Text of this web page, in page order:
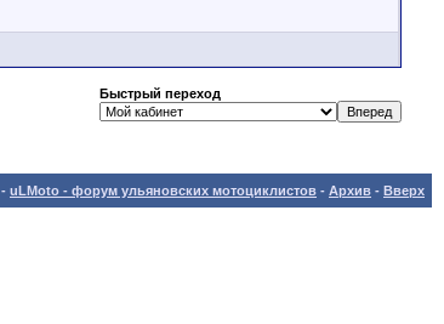
Быстрый переход
- uLMoto - форум ульяновских мотоциклистов - Архив - Вверх